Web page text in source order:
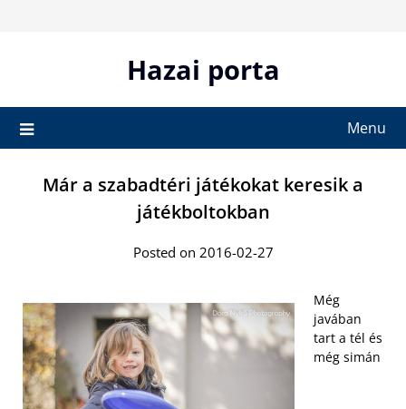
Hazai porta
Menu
Már a szabadtéri játékokat keresik a
játékboltokban
Posted on 2016-02-27
Még
javában
tart a tél és
még simán